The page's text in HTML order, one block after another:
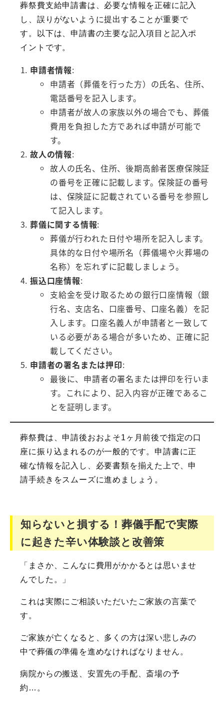
葬祭費支給申請書は、必要な情報を正確に記入
し、誤りがないように提出することが重要で
す。以下は、申請書の主要な記入項目と記入ポ
イントです。
申請者情報:
申請者（葬儀を行った方）の氏名、住所、
電話番号を記入します。
申請者が故人の家族以外の場合でも、葬儀
費用を負担した方であれば申請が可能で
す。
故人の情報:
故人の氏名、住所、後期高齢者医療保険証
の番号を正確に記載します。保険証の番号
は、保険証に記載されている番号を参照し
て記入します。
葬儀に関する情報:
葬儀が行われた日付や場所を記入します。
具体的な日付や場所名（葬儀場や火葬場の
名称）を忘れずに記載しましょう。
振込口座情報:
支給金を受け取るための銀行口座情報（銀
行名、支店名、口座番号、口座名義）を記
入します。口座名義人が申請者と一致して
いる必要がある場合が多いため、正確に記
載してください。
申請者の署名または押印:
最後に、申請者の署名または押印を行いま
す。これにより、記入内容が正確であるこ
とを証明します。
葬祭費は、申請後おおよそ1ヶ月前後で指定の口
座に振り込まれるのが一般的です。申請書に正
確な情報を記入し、必要書類を揃えた上で、申
請手続きをスムーズに進めましょう。
知らないと損する！葬儀手配で実際
に起きた辛い体験談と改善策
「まさか、こんなに費用がかかるとは思いませ
んでした。」
これは実際にご相談いただいたご家族の言葉で
す。
ご家族が亡くなると、多くの方は深い悲しみの
中で葬儀の準備を進めなければなりません。
病院からの搬送、安置先の手配、斎場の予
約…。